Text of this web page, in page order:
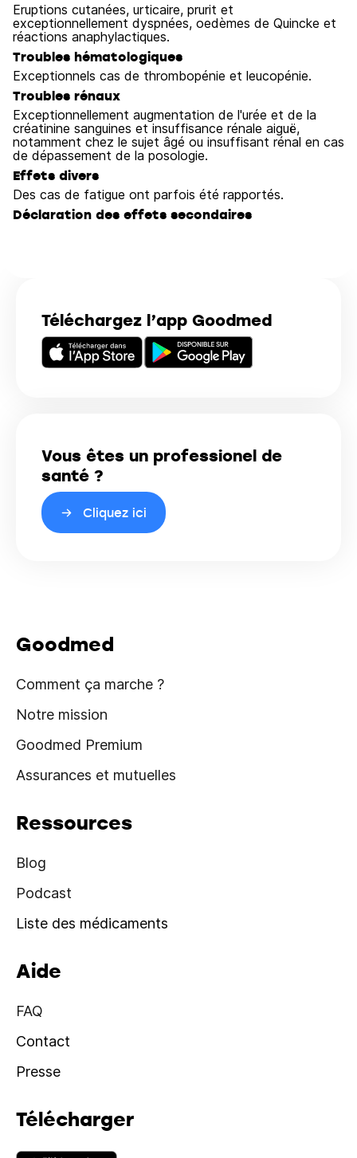
Téléchargez l’app Goodmed
Vous êtes un professionel de
santé ?
Cliquez ici
Eruptions cutanées, urticaire, prurit et
exceptionnellement dyspnées, oedèmes de Quincke et
réactions anaphylactiques.
Troubles hématologiques
Exceptionnels cas de thrombopénie et leucopénie.
Troubles rénaux
Exceptionnellement augmentation de l'urée et de la
créatinine sanguines et insuffisance rénale aiguë,
notamment chez le sujet âgé ou insuffisant rénal en cas
de dépassement de la posologie.
Effets divers
Des cas de fatigue ont parfois été rapportés.
Déclaration des effets secondaires
Goodmed
Comment ça marche ?
Notre mission
Goodmed Premium
Assurances et mutuelles
Ressources
Blog
Podcast
Liste des médicaments
Aide
FAQ
Contact
Presse
Télécharger